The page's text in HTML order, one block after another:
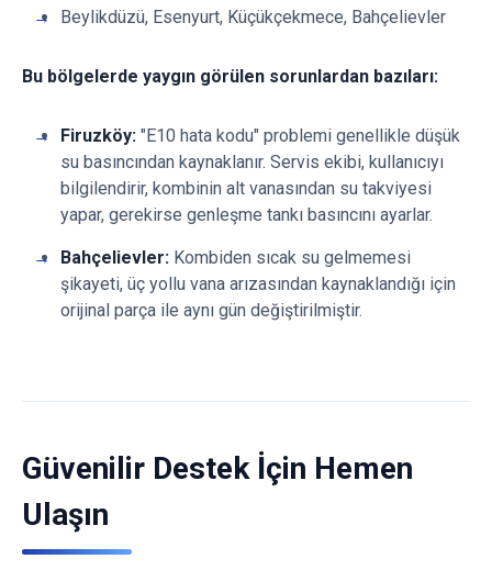
Beylikdüzü, Esenyurt, Küçükçekmece, Bahçelievler
Bu bölgelerde yaygın görülen sorunlardan bazıları:
Firuzköy: "E10 hata kodu" problemi genellikle düşük
su basıncından kaynaklanır. Servis ekibi, kullanıcıyı
bilgilendirir, kombinin alt vanasından su takviyesi
yapar, gerekirse genleşme tankı basıncını ayarlar.
Bahçelievler: Kombiden sıcak su gelmemesi
şikayeti, üç yollu vana arızasından kaynaklandığı için
orijinal parça ile aynı gün değiştirilmiştir.
Güvenilir Destek İçin Hemen
Ulaşın